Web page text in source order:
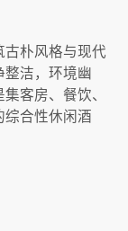
古朴风格与现代
洁，环境幽
客房、餐饮、
综合性休闲酒